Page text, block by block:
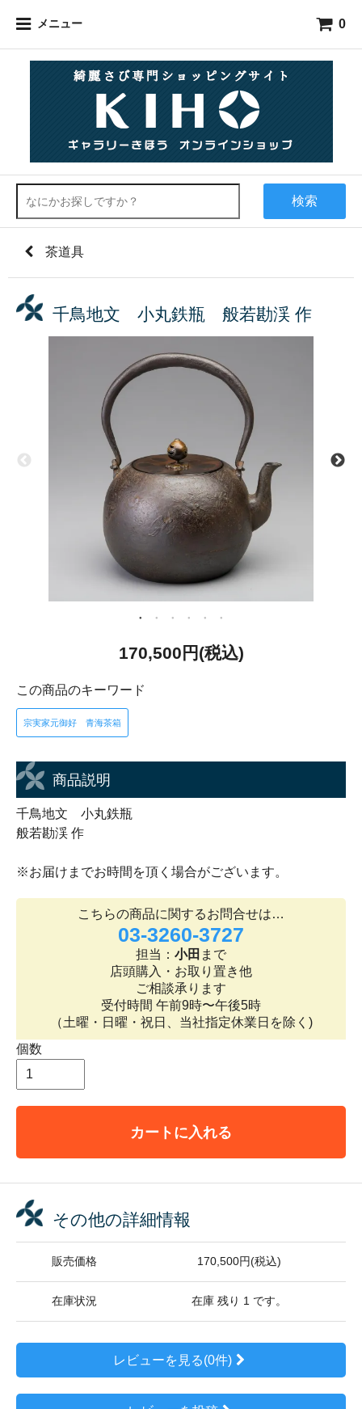
メニュー 0
検索
茶道具
千鳥地文 小丸鉄瓶 般若勘渓 作
170,500円(税込)
この商品のキーワード
宗実家元御好 青海茶箱
商品説明
千鳥地文 小丸鉄瓶
般若勘渓 作
※お届けまでお時間を頂く場合がございます。
こちらの商品に関するお問合せは…
03-3260-3727
担当： 小田 まで
店頭購入・お取り置き他
ご相談承ります
受付時間 午前9時〜午後5時
（土曜・日曜・祝日、当社指定休業日を除く)
個数
カートに入れる
その他の詳細情報
販売価格 170,500円(税込)
在庫状況 在庫 残り 1 です。
レビューを見る(0件)